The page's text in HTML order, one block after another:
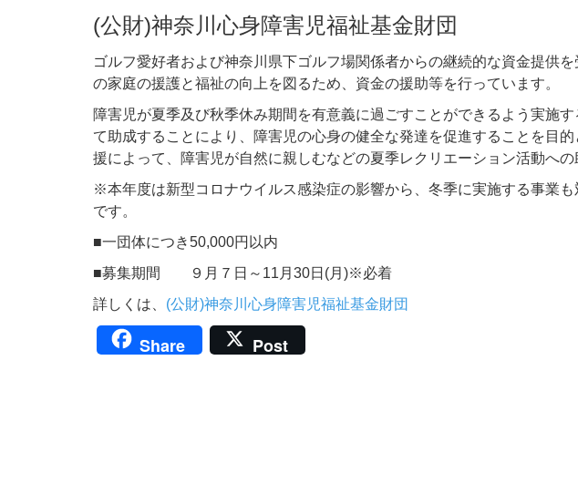
(公財)神奈川心身障害児福祉基金財団
ゴルフ愛好者および神奈川県下ゴルフ場関係者からの継続的な資金提供
の家庭の援護と福祉の向上を図るため、資金の援助等を行っています。
障害児が夏季及び秋季休み期間を有意義に過ごすことができるよう実施
て助成することにより、障害児の心身の健全な発達を促進することを目
援によって、障害児が自然に親しむなどの夏季レクリエーション活動への
※本年度は新型コロナウイルス感染症の影響から、冬季に実施する事業
です。
■一団体につき50,000円以内
■募集期間 ９月７日～11月30日(月)※必着
詳しくは、 (公財)神奈川心身障害児福祉基金財団
Share Post